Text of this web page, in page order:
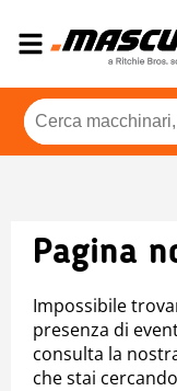
Pagina
Impossibile
presenza di
consulta la
che stai